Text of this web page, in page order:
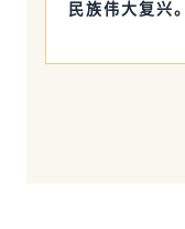
民族伟大复兴。